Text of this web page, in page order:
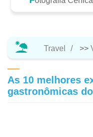
Travel >>
As 10 melhores
gastronômicas